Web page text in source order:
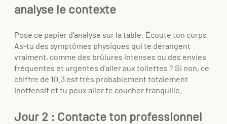
analyse le contexte
Pose ce papier d’analyse sur la table. Écoute ton corps.
As-tu des symptômes physiques qui te dérangent
vraiment, comme des brûlures intenses ou des envies
fréquentes et urgentes d’aller aux toilettes ? Si non, ce
chiffre de 10.3 est très probablement totalement
inoffensif et tu peux aller te coucher tranquille.
Jour 2 : Contacte ton professionnel